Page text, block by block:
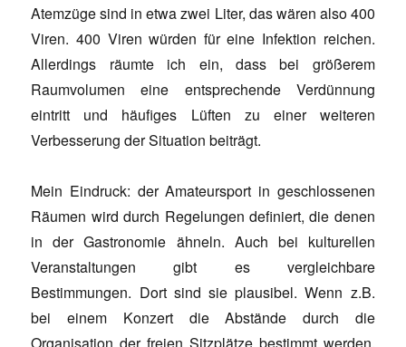
Atemzüge sind in etwa zwei Liter, das wären also 400
Viren. 400 Viren würden für eine Infektion reichen.
Allerdings räumte ich ein, dass bei größerem
Raumvolumen eine entsprechende Verdünnung
eintritt und häufiges Lüften zu einer weiteren
Verbesserung der Situation beiträgt.
Mein Eindruck: der Amateursport in geschlossenen
Räumen wird durch Regelungen definiert, die denen
in der Gastronomie ähneln. Auch bei kulturellen
Veranstaltungen gibt es vergleichbare
Bestimmungen. Dort sind sie plausibel. Wenn z.B.
bei einem Konzert die Abstände durch die
Organisation der freien Sitzplätze bestimmt werden,